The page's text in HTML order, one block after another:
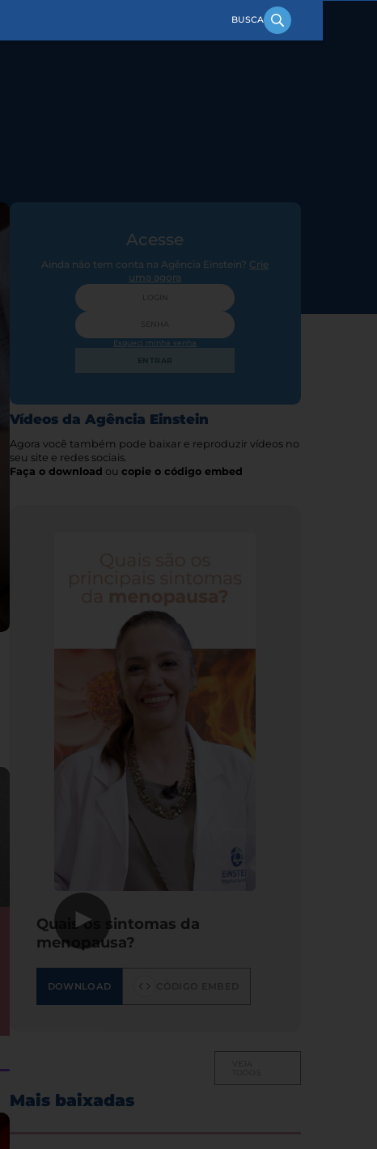
Acesse
Ainda não tem conta na Agência Einstein? Crie
uma agora
Esqueci minha senha
ENTRAR
Vídeos da Agência Einstein
Agora você também pode baixar e reproduzir vídeos no
seu site e redes sociais.
Faça o download ou copie o código embed
▶
Quais os sintomas da
menopausa?
DOWNLOAD
Mais baixadas